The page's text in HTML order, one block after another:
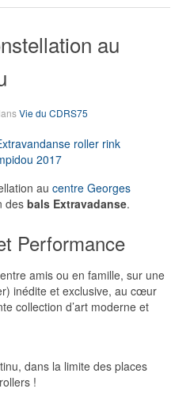
au
Vie du CDRS75
au centre Georges
des bals Extravadanse.
Performance
amis ou en famille, sur une
inédite et exclusive, au cœur
collection d’art moderne et
dans la limite des places
!